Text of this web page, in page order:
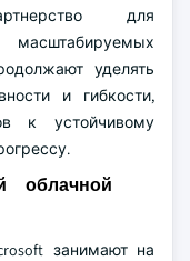
для
уделять
и гибкости,
к устойчивому
облачной
занимают на